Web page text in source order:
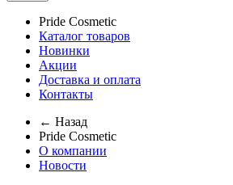
Pride Cosmetic
Каталог товаров
Новинки
Акции
Доставка и оплата
Контакты
← Назад
Pride Cosmetic
О компании
Новости